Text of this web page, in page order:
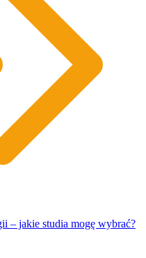
– jakie studia mogę wybrać?